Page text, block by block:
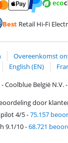
en Visa via
Betalen met
BestRetail Hi-Fi
Overeenkomst
English (EN)
Coolblue België N.V.
door
4/5-75.157
9.1/10-68.721